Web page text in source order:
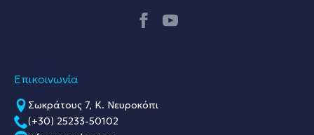
Επικοινωνία
Σωκράτους 7, Κ. Νευροκόπι
(+30) 25233-50102